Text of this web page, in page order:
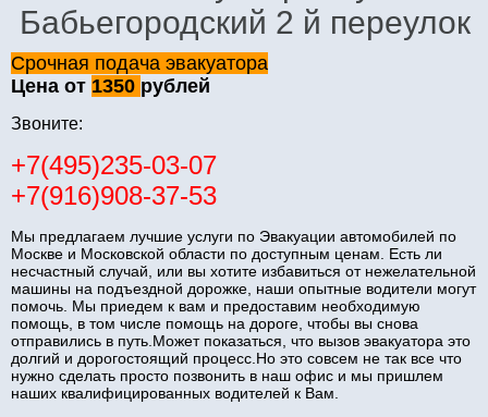
Бабьегородский 2 й переулок
Срочная подача эвакуатора
Цена от 1350 рублей
Звоните:
+7(495)235-03-07
+7(916)908-37-53
Мы предлагаем лучшие услуги по Эвакуации автомобилей по
Москве и Московской области по доступным ценам. Есть ли
несчастный случай, или вы хотите избавиться от нежелательной
машины на подъездной дорожке, наши опытные водители могут
помочь. Мы приедем к вам и предоставим необходимую
помощь, в том числе помощь на дороге, чтобы вы снова
отправились в путь.Может показаться, что вызов эвакуатора это
долгий и дорогостоящий процесс.Но это совсем не так все что
нужно сделать просто позвонить в наш офис и мы пришлем
наших квалифицированных водителей к Вам.